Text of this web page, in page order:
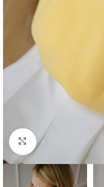
Click to enlarge